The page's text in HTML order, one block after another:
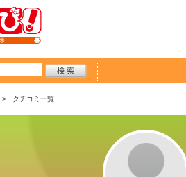
クチコミ一覧